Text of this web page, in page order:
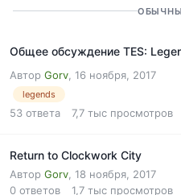
Общее обсуждение TES:
Автор Gorv 16 ноября, 2017
legends
53 ответа 7,7 тыс просмотров
Return to Clockwork City
Автор Gorv 18 ноября, 2017
0 ответов 1,7 тыс просмотров